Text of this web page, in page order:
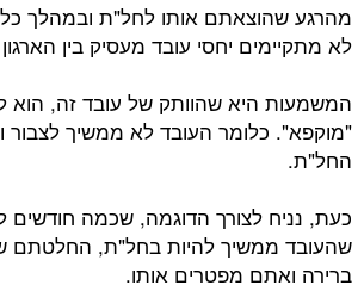
מהרגע שהוצאתם אותו לחל"ת ובמהלך
לא מתקיימים יחסי עובד מעסיק בין
המשמעות היא שהוותק של עובד זה,
"מוקפא". כלומר העובד לא ממשיך
החל"ת.
כעת, נניח לצורך הדוגמה, שכמה חודשים
שהעובד ממשיך להיות בחל"ת, החלטתם
ברירה ואתם מפטרים אותו.